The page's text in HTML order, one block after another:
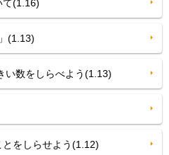
(1.16)
(1.13)
数をしらべよう(1.13)
をしらせよう(1.12)